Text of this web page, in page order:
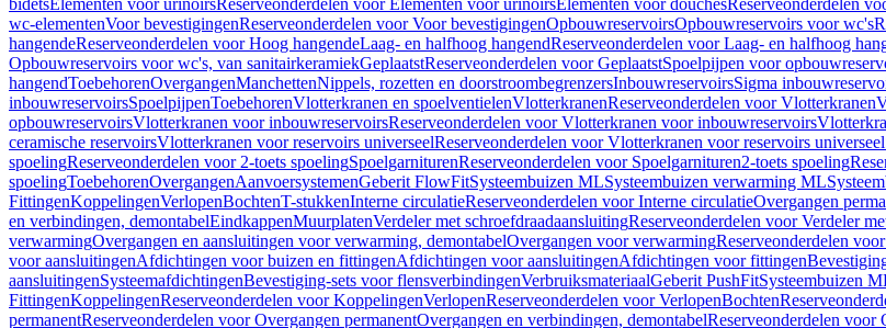
bidetsElementen voor urinoirsReserveonderdelen voor Elementen voor urinoirsElementen voor douchesReserveonderdelen
wc-elementenVoor bevestigingenReserveonderdelen voor Voor bevestigingenOpbouwreservoirsOpbouwreservoirs voor wc's
hangendeReserveonderdelen voor Hoog hangendeLaag- en halfhoog hangendReserveonderdelen voor Laag- en halfhoog
Opbouwreservoirs voor wc's, van sanitairkeramiekGeplaatstReserveonderdelen voor GeplaatstSpoelpijpen voor
hangendToebehorenOvergangenManchettenNippels, rozetten en doorstroombegrenzersInbouwreservoirsSigma
inbouwreservoirsSpoelpijpenToebehorenVlotterkranen en spoelventielenVlotterkranenReserveonderdelen voor Vlotterkranen
opbouwreservoirsVlotterkranen voor inbouwreservoirsReserveonderdelen voor Vlotterkranen voor inbouwreservoirs
ceramische reservoirsVlotterkranen voor reservoirs universeelReserveonderdelen voor Vlotterkranen voor reservoirs universeel
spoelingReserveonderdelen voor 2-toets spoelingSpoelgarniturenReserveonderdelen voor Spoelgarnituren2-toets spoeling
spoelingToebehorenOvergangenAanvoersystemenGeberit FlowFitSysteembuizen MLSysteembuizen verwarming ML
FittingenKoppelingenVerlopenBochtenT-stukkenInterne circulatieReserveonderdelen voor Interne circulatieOvergangen
en verbindingen, demontabelEindkappenMuurplatenVerdeler met schroefdraadaansluitingReserveonderdelen voor Verdeler
verwarmingOvergangen en aansluitingen voor verwarming, demontabelOvergangen voor verwarmingReserveonderdelen
voor aansluitingenAfdichtingen voor buizen en fittingenAfdichtingen voor aansluitingenAfdichtingen voor fittingen
aansluitingenSysteemafdichtingenBevestiging-sets voor flensverbindingenVerbruiksmateriaalGeberit PushFitSysteembuizen
FittingenKoppelingenReserveonderdelen voor KoppelingenVerlopenReserveonderdelen voor VerlopenBochten
permanentReserveonderdelen voor Overgangen permanentOvergangen en verbindingen, demontabelReserveonderdelen voor